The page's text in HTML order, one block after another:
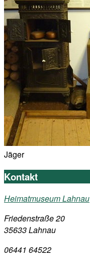
Jäger
Kontakt
Heimatmuseum Lahnau
Friedenstraße 20
35633 Lahnau
06441 64522